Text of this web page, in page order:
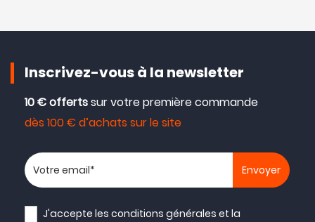
Inscrivez-vous à la newsletter
10 € offertssur votre première commande
dès 100 € d’achats sur le site
Votre adresse email
J'accepte lesconditions générales et la